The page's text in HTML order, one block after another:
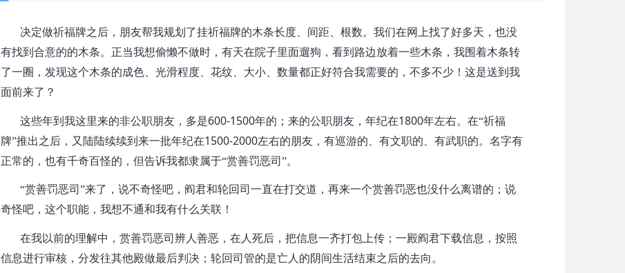
决定做祈福牌之后，朋友帮我规划了挂祈福牌的木条长度、间距、根数。我们在网上找了好多天，也没
有找到合意的的木条。正当我想偷懒不做时，有天在院子里面遛狗，看到路边放着一些木条，我围着木条转
了一圈，发现这个木条的成色、光滑程度、花纹、大小、数量都正好符合我需要的，不多不少！这是送到我
面前来了？
这些年到我这里来的非公职朋友，多是600-1500年的；来的公职朋友，年纪在1800年左右。在“祈福
牌”推出之后，又陆陆续续到来一批年纪在1500-2000左右的朋友，有巡游的、有文职的、有武职的。名字有
正常的，也有千奇百怪的，但告诉我都隶属于“赏善罚恶司”。
“赏善罚恶司”来了，说不奇怪吧，阎君和轮回司一直在打交道，再来一个赏善罚恶也没什么离谱的；说
奇怪吧，这个职能，我想不通和我有什么关联！
在我以前的理解中，赏善罚恶司辨人善恶，在人死后，把信息一齐打包上传；一殿阎君下载信息，按照
信息进行审核，分发往其他殿做最后判决；轮回司管的是亡人的阴间生活结束之后的去向。